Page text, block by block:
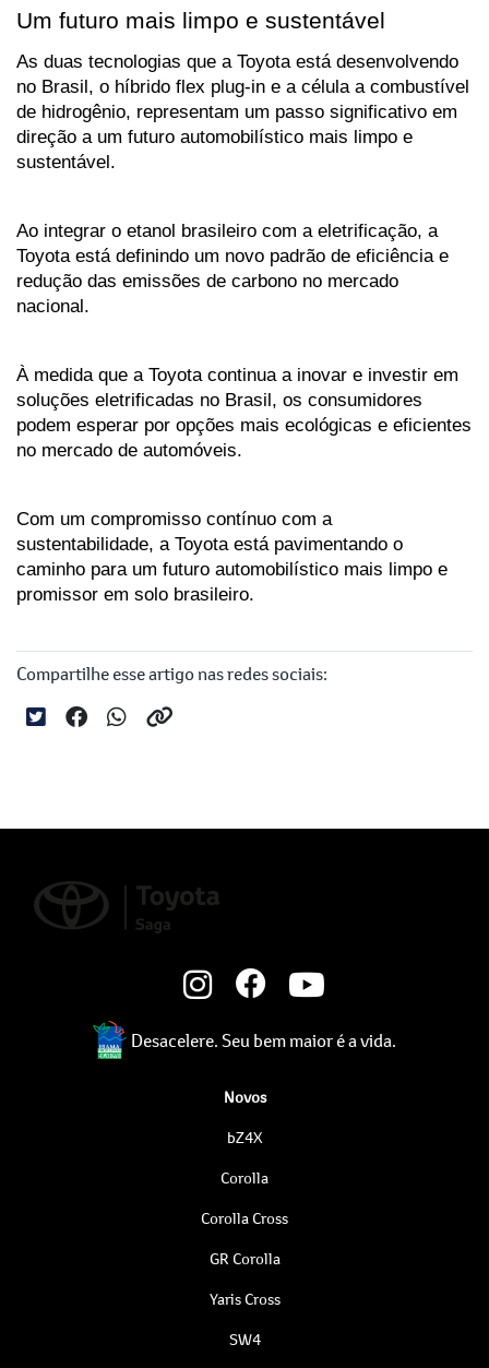
Um futuro mais limpo e sustentável
As duas tecnologias que a Toyota está desenvolvendo
no Brasil, o híbrido flex plug-in e a célula a combustível
de hidrogênio, representam um passo significativo em
direção a um futuro automobilístico mais limpo e
sustentável.
Ao integrar o etanol brasileiro com a eletrificação, a
Toyota está definindo um novo padrão de eficiência e
redução das emissões de carbono no mercado
nacional.
À medida que a Toyota continua a inovar e investir em
soluções eletrificadas no Brasil, os consumidores
podem esperar por opções mais ecológicas e eficientes
no mercado de automóveis.
Com um compromisso contínuo com a
sustentabilidade, a Toyota está pavimentando o
caminho para um futuro automobilístico mais limpo e
promissor em solo brasileiro.
Compartilhe esse artigo nas redes sociais:
Desacelere. Seu bem maior é a vida.
Novos
bZ4X
Corolla
Corolla Cross
GR Corolla
Yaris Cross
SW4